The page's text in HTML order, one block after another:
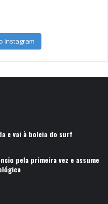
Instagram
e vai à boleia do surf
pela primeira vez e assume